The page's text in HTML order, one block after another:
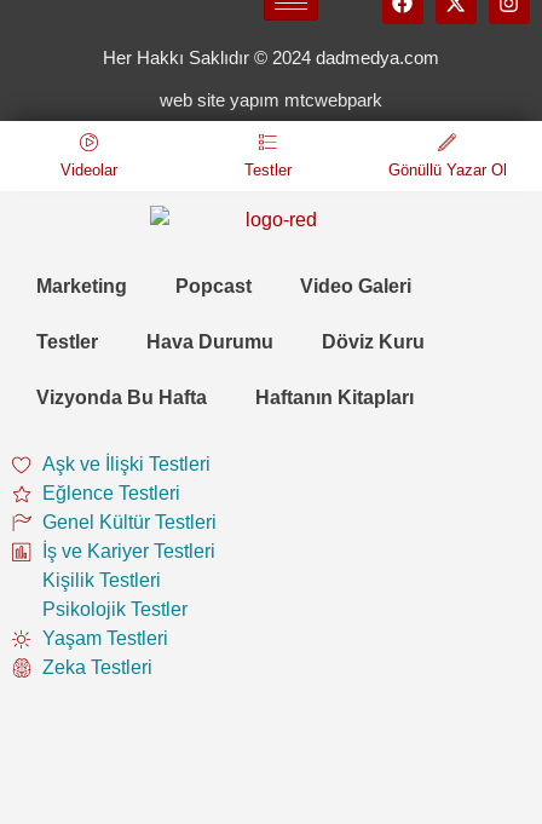
Her Hakkı Saklıdır © 2024 dadmedya.com
web site yapım mtcwebpark
Videolar Testler Gönüllü Yazar Ol
Marketing Popcast Video Galeri
Testler Hava Durumu Döviz Kuru
Vizyonda Bu Hafta Haftanın Kitapları
Aşk ve İlişki Testleri
Eğlence Testleri
Genel Kültür Testleri
İş ve Kariyer Testleri
Kişilik Testleri
Psikolojik Testler
Yaşam Testleri
Zeka Testleri